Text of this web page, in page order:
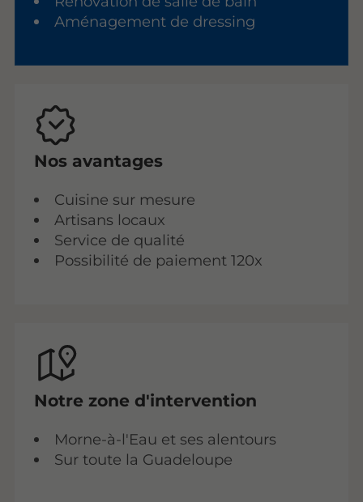
Aménagement de dressing
Nos avantages
Cuisine sur mesure
Artisans locaux
Service de qualité
Possibilité de paiement 120x
Notre zone d'intervention
Morne-à-l'Eau et ses alentours
Sur toute la Guadeloupe